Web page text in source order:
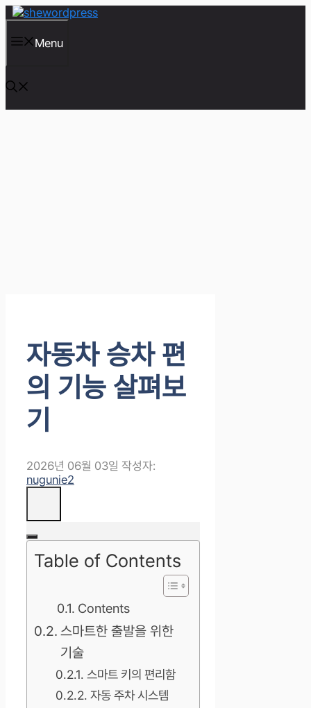
컨
츠
건
너
뛰
기
Menu
자동차 승차 편
의 기능 살펴보
기
2026년 06월 03일 작성자:
nugunie2
Table of Contents
Contents
스마트한 출발을 위한
기술
스마트 키의 편리함
자동 주차 시스템